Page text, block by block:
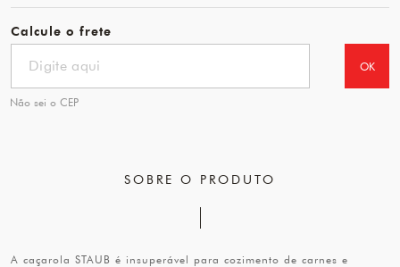
Calcule o frete
OK
Não sei o CEP
SOBRE O PRODUTO
A caçarola STAUB é insuperável para cozimento de carnes e